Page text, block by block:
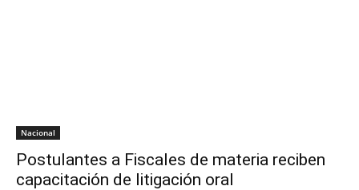
Nacional
Postulantes a Fiscales de materia reciben
capacitación de litigación oral